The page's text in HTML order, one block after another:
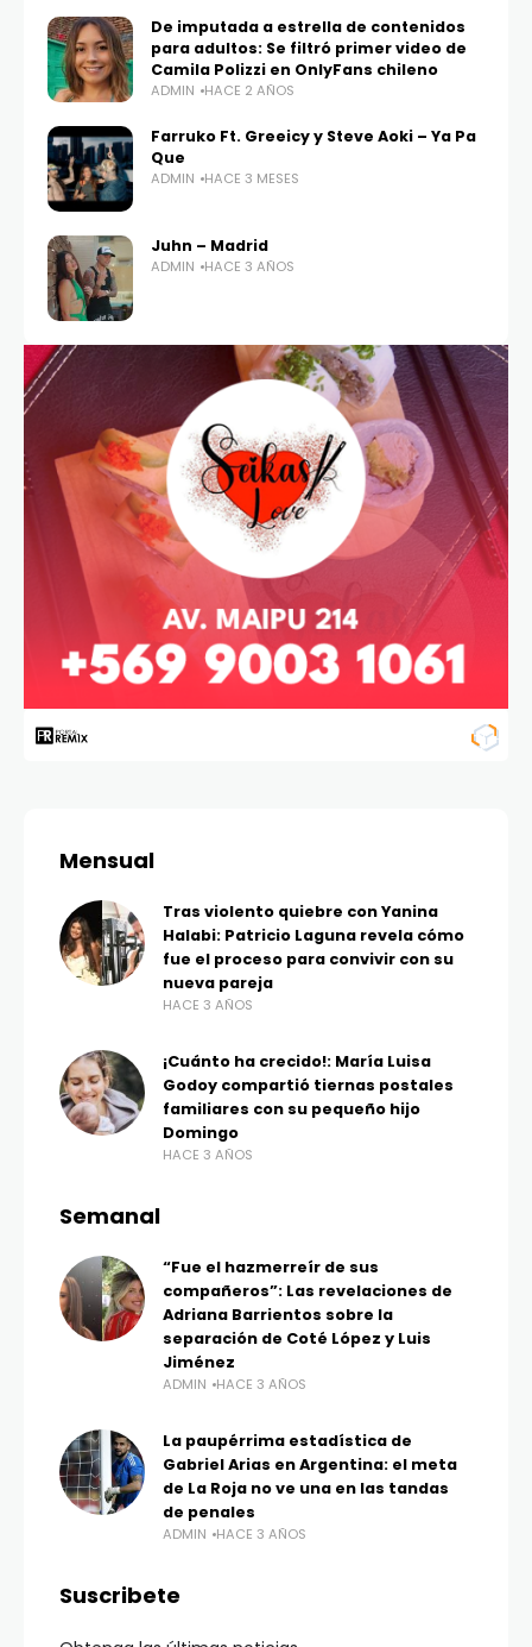
De imputada a estrella de contenidos
para adultos: Se filtró primer video de
Camila Polizzi en OnlyFans chileno
ADMIN HACE 2 AÑOS
Farruko Ft. Greeicy y Steve Aoki – Ya Pa
Que
ADMIN HACE 3 MESES
Juhn – Madrid
ADMIN HACE 3 AÑOS
Mensual
Tras violento quiebre con Yanina
Halabi: Patricio Laguna revela cómo
fue el proceso para convivir con su
nueva pareja
HACE 3 AÑOS
¡Cuánto ha crecido!: María Luisa
Godoy compartió tiernas postales
familiares con su pequeño hijo
Domingo
HACE 3 AÑOS
Semanal
“Fue el hazmerreír de sus
compañeros”: Las revelaciones de
Adriana Barrientos sobre la
separación de Coté López y Luis
Jiménez
ADMIN HACE 3 AÑOS
La paupérrima estadística de
Gabriel Arias en Argentina: el meta
de La Roja no ve una en las tandas
de penales
ADMIN HACE 3 AÑOS
Suscribete